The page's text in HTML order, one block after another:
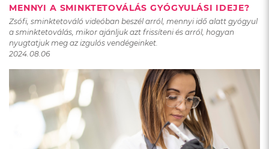
MENNYI A SMINKTETOVÁLÁS GYÓGYULÁSI IDEJE?
Zsófi, sminktetováló videóban beszél arról, mennyi idő alatt gyógyul
a sminktetoválás, mikor ajánljuk azt frissíteni és arról, hogyan
nyugtatjuk meg az izgulós vendégeinket.
2024.08.06